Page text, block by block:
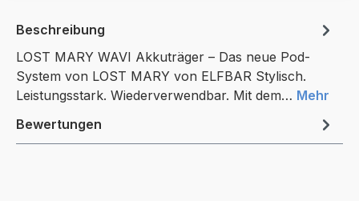
Beschreibung
LOST MARY WAVI Akkuträger – Das neue Pod-
System von LOST MARY von ELFBAR Stylisch.
Leistungsstark. Wiederverwendbar. Mit dem… Mehr
Bewertungen